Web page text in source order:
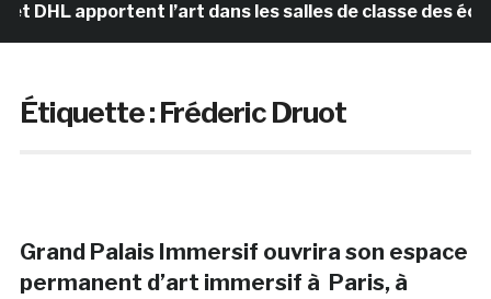
apportent l’art dans les salles de classe des
Étiquette :Fréderic Druot
Grand Palais Immersif ouvrira son espace
permanent d’art immersif à Paris, à